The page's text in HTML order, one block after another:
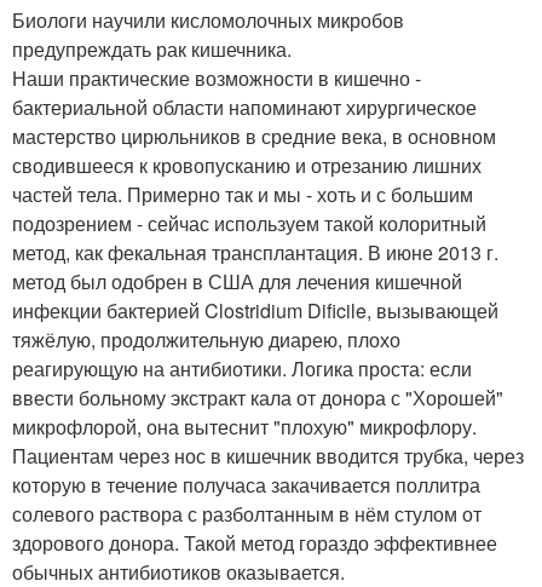
Биологи научили кисломолочных микробов
предупреждать рак кишечника.
Наши практические возможности в кишечно -
бактериальной области напоминают хирургическое
мастерство цирюльников в средние века, в основном
сводившееся к кровопусканию и отрезанию лишних
частей тела. Примерно так и мы - хоть и с большим
подозрением - сейчас используем такой колоритный
метод, как фекальная трансплантация. В июне 2013 г.
метод был одобрен в США для лечения кишечной
инфекции бактерией Clostridium Dificile, вызывающей
тяжёлую, продолжительную диарею, плохо
реагирующую на антибиотики. Логика проста: если
ввести больному экстракт кала от донора с "Хорошей"
микрофлорой, она вытеснит "плохую" микрофлору.
Пациентам через нос в кишечник вводится трубка, через
которую в течение получаса закачивается поллитра
солевого раствора с разболтанным в нём стулом от
здорового донора. Такой метод гораздо эффективнее
обычных антибиотиков оказывается.